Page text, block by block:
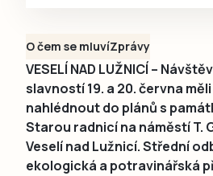
O čem se mluvíZprávy
VESELÍ NAD LUŽNICÍ –
slavností 19. a 20. června
nahlédnout do plánů s
Starou radnicí na náměstí T.
Veselí nad Lužnicí. Střední
ekologická a potravinářská